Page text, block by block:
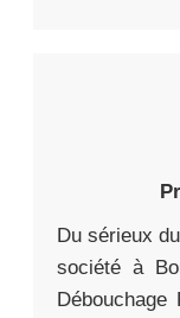
Du sérieux
société à